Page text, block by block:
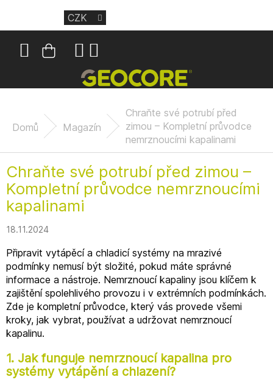
obsah
Nákupní
CZK
Domů Magazín
Chraňte své potrubí před
zimou – Kompletní průvodce
nemrznoucími kapalinami
Chraňte své potrubí před zimou –
Kompletní průvodce nemrznoucími
kapalinami
18.11.2024
Připravit vytápěcí a chladicí systémy na mrazivé
podmínky nemusí být složité, pokud máte správné
informace a nástroje. Nemrznoucí kapaliny jsou klíčem k
zajištění spolehlivého provozu i v extrémních podmínkách.
Zde je kompletní průvodce, který vás provede všemi
kroky, jak vybrat, používat a udržovat nemrznoucí
kapalinu.
1. Jak funguje nemrznoucí kapalina pro
systémy vytápění a chlazení?